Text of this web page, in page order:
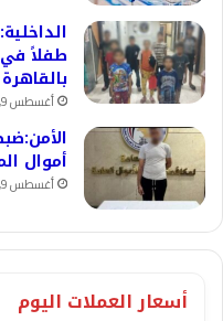
طفلاً في
بالقاهرة
أغسطس 9, 2026
أموال
أغسطس 9, 2026
أسعار العملات اليوم